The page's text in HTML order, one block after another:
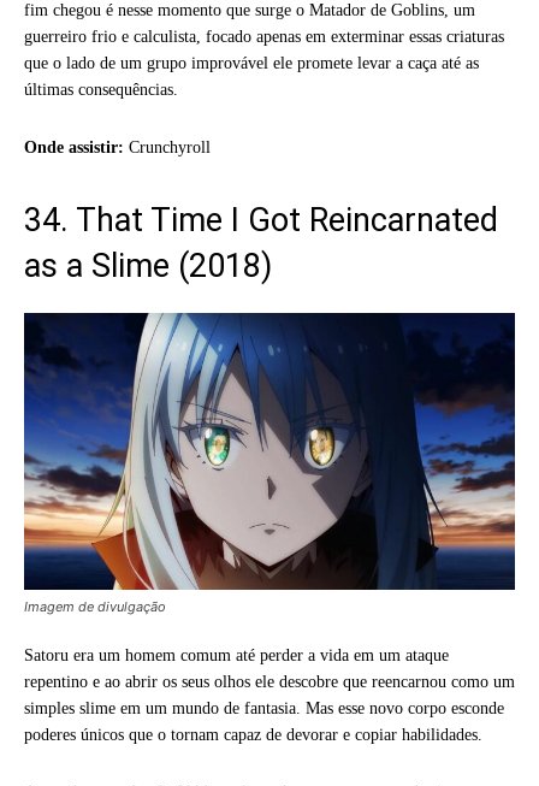
fim chegou é nesse momento que surge o Matador de Goblins, um
guerreiro frio e calculista, focado apenas em exterminar essas criaturas
que o lado de um grupo improvável ele promete levar a caça até as
últimas consequências.
Onde assistir: Crunchyroll
34. That Time I Got Reincarnated
as a Slime (2018)
Imagem de divulgação
Satoru era um homem comum até perder a vida em um ataque
repentino e ao abrir os seus olhos ele descobre que reencarnou como um
simples slime em um mundo de fantasia. Mas esse novo corpo esconde
poderes únicos que o tornam capaz de devorar e copiar habilidades.